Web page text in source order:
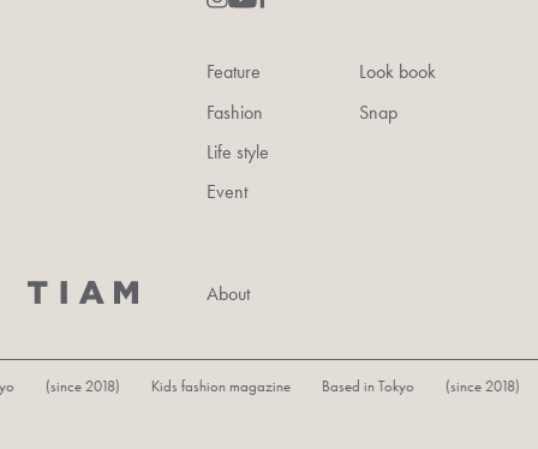
Feature
Fashion
Life style
Event
Look book
Snap
About
2018) Kids fashion magazine Based in Tokyo (since 2018) Kids